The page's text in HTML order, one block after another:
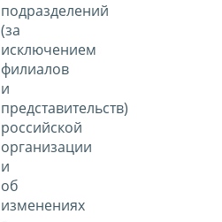
подразделений
(за
исключением
филиалов
и
представительств)
российской
организации
и
об
изменениях